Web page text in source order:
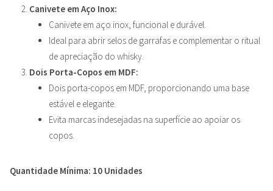
Canivete em Aço Inox:
Canivete em aço inox, funcional e durável.
Ideal para abrir selos de garrafas e complementar o ritual
de apreciação do whisky.
Dois Porta-Copos em MDF:
Dois porta-copos em MDF, proporcionando uma base
estável e elegante.
Evita marcas indesejadas na superfície ao apoiar os
copos.
Quantidade Mínima: 10 Unidades